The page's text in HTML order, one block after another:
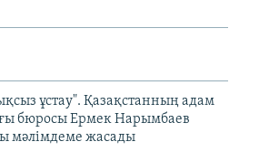
ұстау". Қазақстанның адам
бюросы Ермек Нарымбаев
мәлімдеме жасады